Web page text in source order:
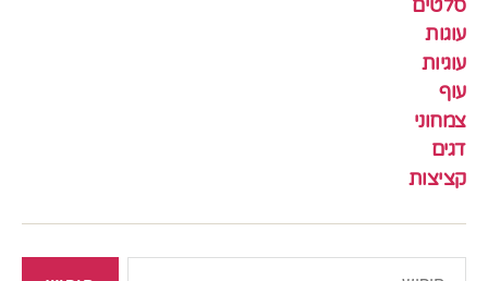
סלטים
עוגות
עוגיות
עוף
צמחוני
דגים
קציצות